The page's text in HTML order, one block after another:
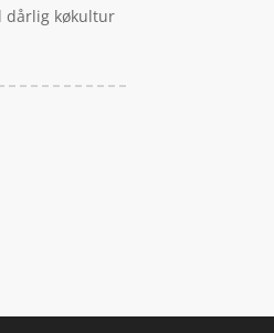
dårlig køkultur